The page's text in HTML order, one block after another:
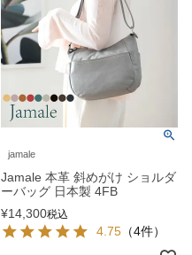
jamale
Jamale 本革 斜めがけ ショルダ
ーバッグ 日本製 4FB
¥14,300税込
4.75 （4件）